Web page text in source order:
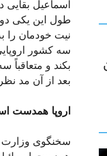
اسماعیل
طول این یکی
نیت خودمان را
سه کشور
بکند و متعاقباً
بعد از آن مد
اروپا همدست
سخنگوی وزارت